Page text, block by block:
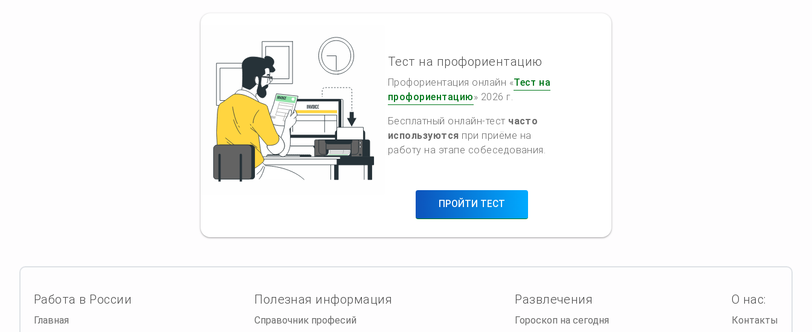
Тест на профориентацию
Профориентация онлайн «Тест на
профориентацию» 2026 г.
Бесплатный онлайн-тест часто
используются при приёме на
работу на этапе собеседования.
ПРОЙТИ ТЕСТ
Работа в России
Главная
Полезная информация
Справочник професий
Развлечения
Гороскоп на сегодня
О нас:
Контакты